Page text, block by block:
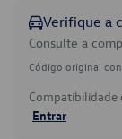
Verifique a
Consulte a
Código original
Compatibilidade
Entrar